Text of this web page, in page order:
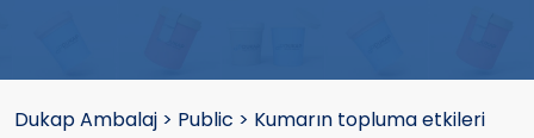
Dukap Ambalaj > Public > Kumarın topluma etkileri